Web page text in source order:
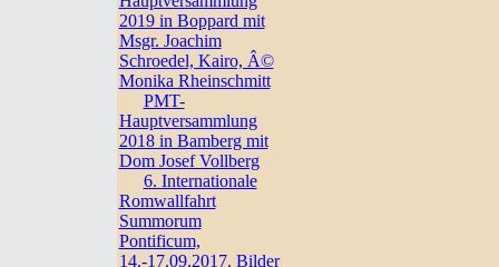
2019 in Boppard mit
Msgr. Joachim
Schroedel, Kairo, Â©
Monika Rheinschmitt
PMT-
Hauptversammlung
2018 in Bamberg mit
Dom Josef Vollberg
6. Internationale
Romwallfahrt
Summorum
Pontificum,
14.-17.09.2017. Bilder